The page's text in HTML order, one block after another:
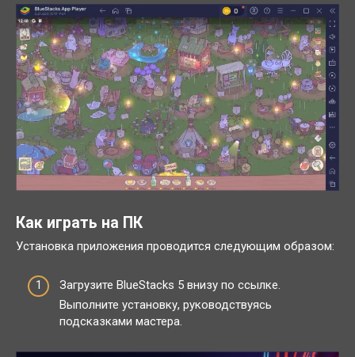
Как играть на ПК
Установка приложения проводится следующим образом:
Загрузите BlueStacks 5 внизу по ссылке.
Выполните установку, руководствуясь
подсказками мастера.